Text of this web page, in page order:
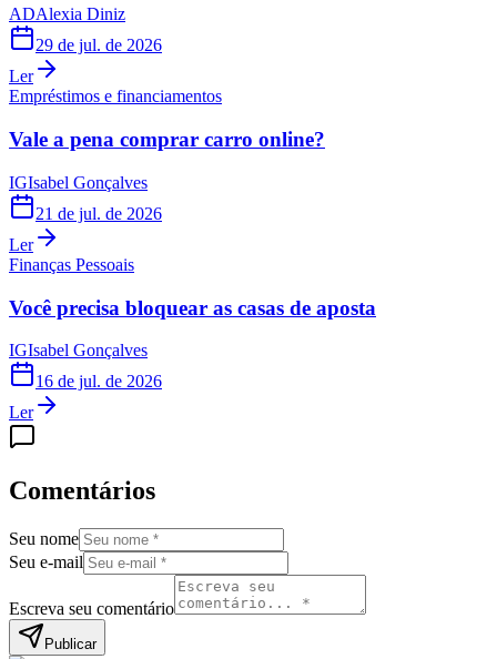
ADAlexia Diniz
29 de jul. de 2026
Ler
Empréstimos e financiamentos
Vale a pena comprar carro online?
IGIsabel Gonçalves
21 de jul. de 2026
Ler
Finanças Pessoais
Você precisa bloquear as casas de aposta
IGIsabel Gonçalves
16 de jul. de 2026
Ler
Comentários
Seu nome
Seu e-mail
Escreva seu comentário
Publicar